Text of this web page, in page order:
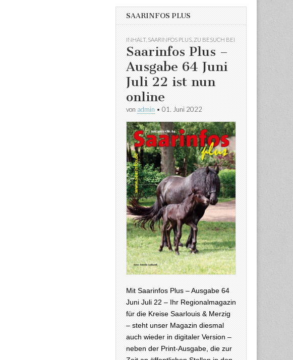
SAARINFOS PLUS
INHALT, SAARINFOS PLUS ZU BESUCH BEI
Saarinfos Plus –
Ausgabe 64 Juni
Juli 22 ist nun
online
von admin • 01. Juni 2022
Mit Saarinfos Plus – Ausgabe 64
Juni Juli 22 – Ihr Regionalmagazin
für die Kreise Saarlouis & Merzig
– steht unser Magazin diesmal
auch wieder in digitaler Version –
neben der Print-Ausgabe, die zur